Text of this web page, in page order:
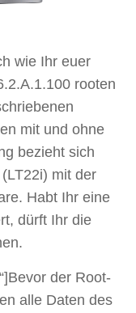
wie Ihr euer
rooten
mit und ohne
bezieht sich
mit der
Habt Ihr eine
dürft Ihr die
der Root-
alle Daten des